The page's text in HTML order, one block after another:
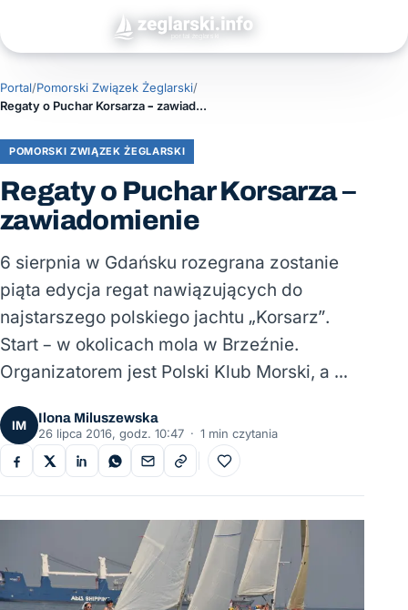
Portal/Pomorski Związek Żeglarski/
Regaty o Puchar Korsarza – zawiadomienie
POMORSKI ZWIĄZEK ŻEGLARSKI
Regaty o Puchar Korsarza –
zawiadomienie
6 sierpnia w Gdańsku rozegrana zostanie
piąta edycja regat nawiązujących do
najstarszego polskiego jachtu „Korsarz”.
Start – w okolicach mola w Brzeźnie.
Organizatorem jest Polski Klub Morski, a …
IM
Ilona Miluszewska
26 lipca 2016, godz. 10:47 · 1 min czytania
Do ulubionych